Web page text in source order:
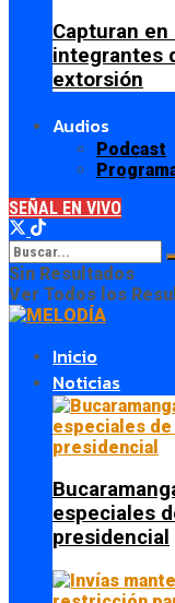
Capturan
integrantes
extorsión
Audios
Podcast
SEÑAL EN VIVO
Sin Resultados
Ver Todos los
Inicio
Noticias
especiales
presidencial